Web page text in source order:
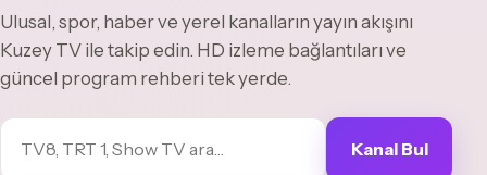
Ulusal, spor, haber ve yerel kanalların yayın akışını
Kuzey TV ile takip edin. HD izleme bağlantıları ve
güncel program rehberi tek yerde.
Kanal Bul